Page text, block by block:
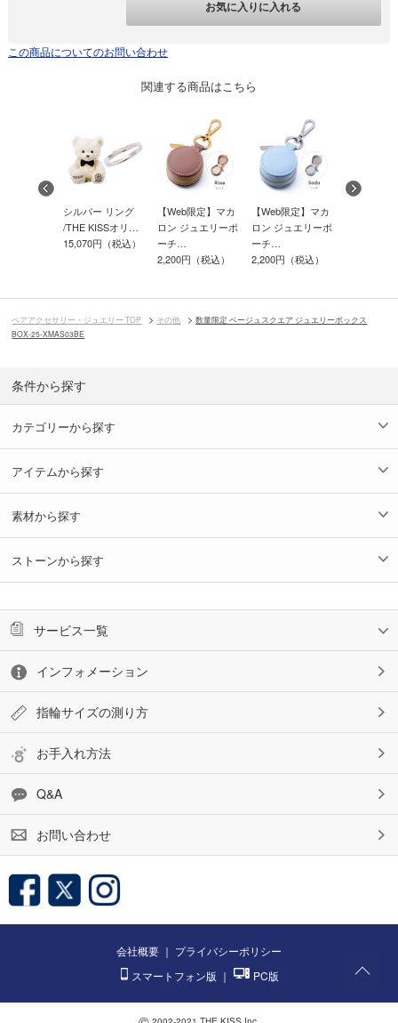
お気に入りに入れる
この商品についてのお問い合わせ
関連する商品はこちら
シルバー リング
/THE KISSオリ…
15,070円（税込）
【Web限定】マカ
ロン ジュエリーポ
ーチ…
2,200円（税込）
【Web限定】マカ
ロン ジュエリーポ
ーチ…
2,200円（税込）
ペアアクセサリー・ジュエリー TOP その他
数量限定 ベージュスクエア ジュエリーボックス
BOX-25-XMAS03BE
条件から探す
カテゴリーから探す
アイテムから探す
素材から探す
ストーンから探す
サービス一覧
インフォメーション
指輪サイズの測り方
お手入れ方法
Q&A
お問い合わせ
会社概要 ｜ プライバシーポリシー
スマートフォン版 ｜ PC版